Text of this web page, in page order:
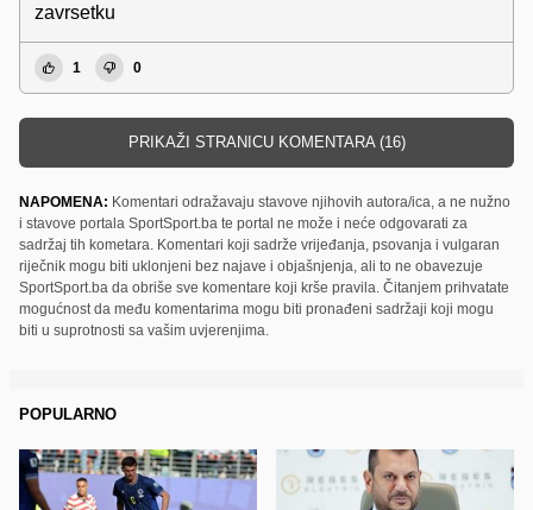
zavrsetku
1 0
PRIKAŽI STRANICU KOMENTARA (16)
NAPOMENA: Komentari odražavaju stavove njihovih autora/ica, a ne nužno
i stavove portala SportSport.ba te portal ne može i neće odgovarati za
sadržaj tih kometara. Komentari koji sadrže vrijeđanja, psovanja i vulgaran
riječnik mogu biti uklonjeni bez najave i objašnjenja, ali to ne obavezuje
SportSport.ba da obriše sve komentare koji krše pravila. Čitanjem prihvatate
mogućnost da među komentarima mogu biti pronađeni sadržaji koji mogu
biti u suprotnosti sa vašim uvjerenjima.
POPULARNO